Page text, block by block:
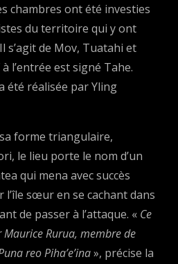
chambres ont été investies
du territoire qui y ont
s’agit de Mov, Tuatahi et
l’entrée est signé Tahe.
été réalisée par Yling
forme triangulaire,
le lieu porte le nom d’un
qui mena avec succès
sœur en se cachant dans
de passer à l’attaque. « Ce
Maurice Rurua, membre de
reo Piha’e’ina», précise la